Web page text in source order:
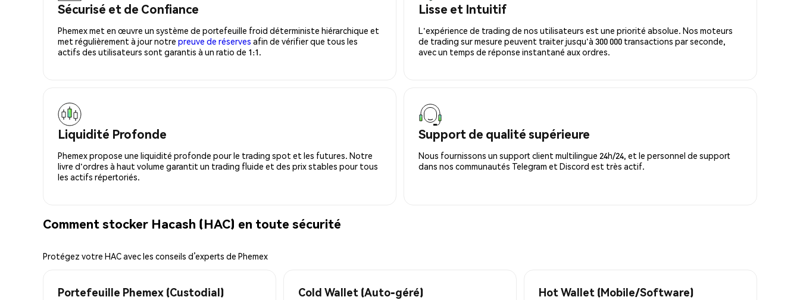
Sécurisé et de Confiance
Phemex met en œuvre un système de portefeuille froid déterministe hiérarchique et
met régulièrement à jour notre preuve de réserves afin de vérifier que tous les
actifs des utilisateurs sont garantis à un ratio de 1:1.
Lisse et Intuitif
L'expérience de trading de nos utilisateurs est une priorité absolue. Nos moteurs
de trading sur mesure peuvent traiter jusqu'à 300 000 transactions par seconde,
avec un temps de réponse instantané aux ordres.
Liquidité Profonde
Phemex propose une liquidité profonde pour le trading spot et les futures. Notre
livre d'ordres à haut volume garantit un trading fluide et des prix stables pour tous
les actifs répertoriés.
Support de qualité supérieure
Nous fournissons un support client multilingue 24h/24, et le personnel de support
dans nos communautés Telegram et Discord est très actif.
Comment stocker Hacash (HAC) en toute sécurité
Protégez votre HAC avec les conseils d’experts de Phemex
Portefeuille Phemex (Custodial) Cold Wallet (Auto-géré) Hot Wallet (Mobile/Software)